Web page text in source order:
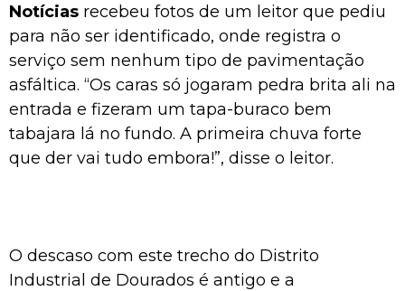
Notícias recebeu fotos de um leitor que pediu
para não ser identificado, onde registra o
serviço sem nenhum tipo de pavimentação
asfáltica. “Os caras só jogaram pedra brita ali na
entrada e fizeram um tapa-buraco bem
tabajara lá no fundo. A primeira chuva forte
que der vai tudo embora!”, disse o leitor.
O descaso com este trecho do Distrito
Industrial de Dourados é antigo e a